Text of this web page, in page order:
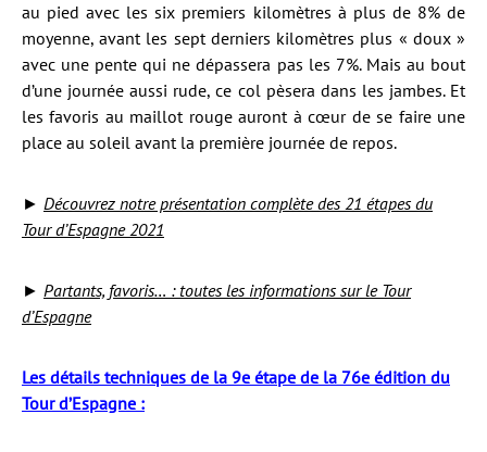
au pied avec les six premiers kilomètres à plus de 8% de
moyenne, avant les sept derniers kilomètres plus « doux »
avec une pente qui ne dépassera pas les 7%. Mais au bout
d’une journée aussi rude, ce col pèsera dans les jambes. Et
les favoris au maillot rouge auront à cœur de se faire une
place au soleil avant la première journée de repos.
► Découvrez notre présentation complète des 21 étapes du
Tour d’Espagne 2021
► Partants, favoris… : toutes les informations sur le Tour
d’Espagne
Les détails techniques de la 9e étape de la 76e édition du
Tour d’Espagne :